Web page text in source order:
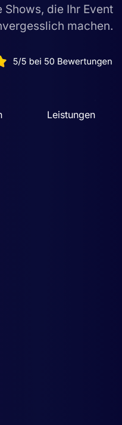
Shows, die Ihr Event
machen.
Leistungen